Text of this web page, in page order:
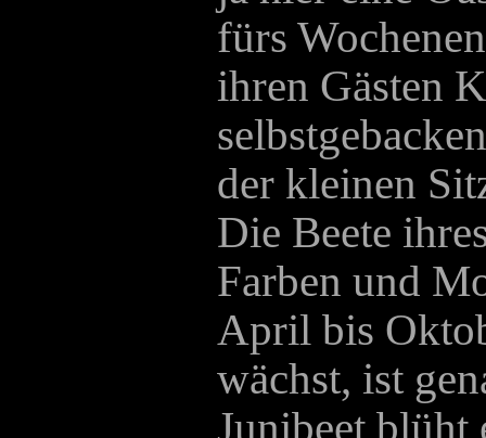
fürs
ihren Gästen
der kleinen
Die Beete
Farben und
April bis
wächst, ist
Junibeet blüht